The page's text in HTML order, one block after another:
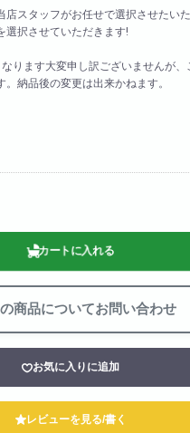
> biotop 阪神尼崎
> biotop 堺東店
> biotop 広島店
> biotop 名古屋店
Tel:
Fax:06-
店スタッフがお任せで選択させたい
選択させていただきます!
ります大変申し訳ございませんが、
納品後の変更は出来かねます。
カートに入れる
商品についてお問い合わせ
お気に入りに追加
レビューを見る/書く